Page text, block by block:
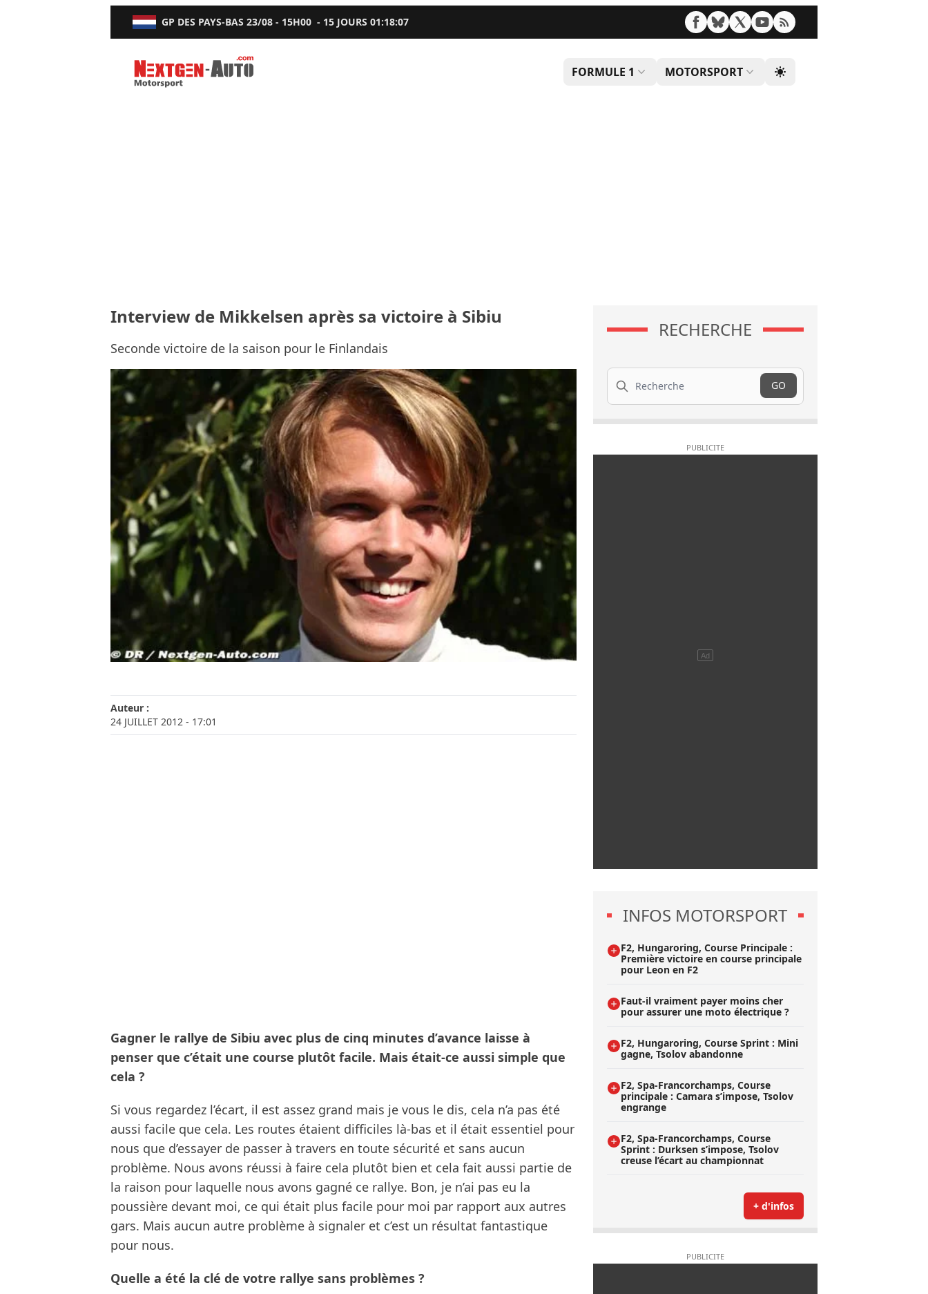
GP DES PAYS-BAS 23/08 - 15H00 - 15 JOURS01:18:06
Nextgen-Auto.com
FORMULE 1 MOTORSPORT
Interview de Mikkelsen après sa victoire à Sibiu
Seconde victoire de la saison pour le Finlandais
Auteur :
24 JUILLET 2012 - 17:01
Gagner le rallye de Sibiu avec plus de cinq minutes d’avance laisse à
penser que c’était une course plutôt facile. Mais était-ce aussi simple que
cela ?
Si vous regardez l’écart, il est assez grand mais je vous le dis, cela n’a pas été
aussi facile que cela. Les routes étaient difficiles là-bas et il était essentiel pour
nous que d’essayer de passer à travers en toute sécurité et sans aucun
problème. Nous avons réussi à faire cela plutôt bien et cela fait aussi partie de
la raison pour laquelle nous avons gagné ce rallye. Bon, je n’ai pas eu la
poussière devant moi, ce qui était plus facile pour moi par rapport aux autres
gars. Mais aucun autre problème à signaler et c’est un résultat fantastique
pour nous.
Quelle a été la clé de votre rallye sans problèmes ?
RECHERCHE
Recherche
GO
INFOS MOTORSPORT
F2, Hungaroring, Course Principale :
Première victoire en course principale
pour Leon en F2
Faut-il vraiment payer moins cher
pour assurer une moto électrique ?
F2, Hungaroring, Course Sprint : Mini
gagne, Tsolov abandonne
F2, Spa-Francorchamps, Course
principale : Camara s’impose, Tsolov
engrange
F2, Spa-Francorchamps, Course
Sprint : Durksen s’impose, Tsolov
creuse l’écart au championnat
+ d'infos